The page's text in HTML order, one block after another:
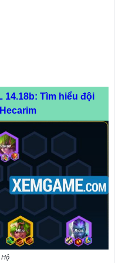
14.18b: Tìm hiểu đội